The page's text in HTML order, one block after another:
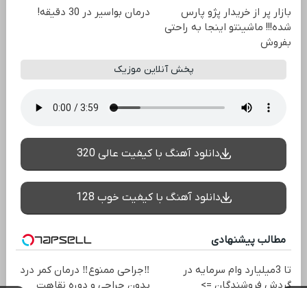
بازار پر از خریدار پژو پارس
شده!!! ماشینتو اینجا به راحتی
بفروش
درمان بواسیر در 30 دقیقه!
پخش آنلاین موزیک
دانلود آهنگ با کیفیت عالی 320
دانلود آهنگ با کیفیت خوب 128
مطالب پیشنهادی
تا 3میلیارد وام سرمایه در
گردش فروشندگان =>
‼️جراحی ممنوع‼️ درمان کمر درد
بدون جراحی و دوره نقاهت